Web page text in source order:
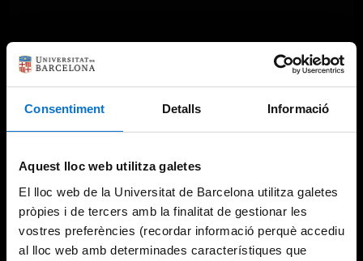
Consentiment Detalls Informació
Aquest lloc web utilitza galetes
El lloc web de la Universitat de Barcelona utilitza galetes
pròpies i de tercers amb la finalitat de gestionar les
vostres preferències (recordar informació perquè accediu
al lloc web amb determinades característiques que